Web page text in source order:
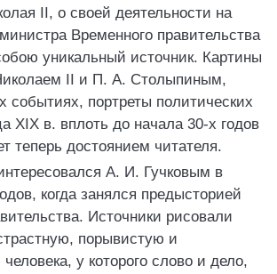
II, о своей деятельности на
Временного правительства
уникальный источник. Картины
II и П. А. Столыпиным,
событиях, портреты политических
XIX в. вплоть до начала 30-х годов
теперь достоянием читателя.
А. И. Гучковым в
когда занялся предысторией
Источники рисовали
порывистую и
у которого слово и дело,